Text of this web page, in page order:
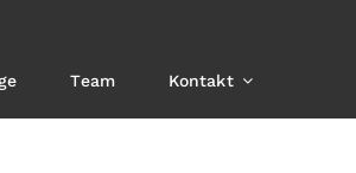
Team Kontakt